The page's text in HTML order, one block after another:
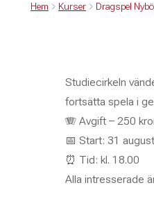
Hem Kurser Dragspel
Studiecirkeln
fortsätta spela i
🪗 Avgift – 250
📅 Start: 31
⏰ Tid: kl. 18.00
Alla intresserade